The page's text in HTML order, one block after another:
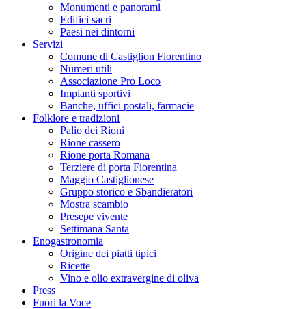
Monumenti e panorami
Edifici sacri
Paesi nei dintorni
Servizi
Comune di Castiglion Fiorentino
Numeri utili
Associazione Pro Loco
Impianti sportivi
Banche, uffici postali, farmacie
Folklore e tradizioni
Palio dei Rioni
Rione cassero
Rione porta Romana
Terziere di porta Fiorentina
Maggio Castiglionese
Gruppo storico e Sbandieratori
Mostra scambio
Presepe vivente
Settimana Santa
Enogastronomia
Origine dei piatti tipici
Ricette
Vino e olio extravergine di oliva
Press
Fuori la Voce